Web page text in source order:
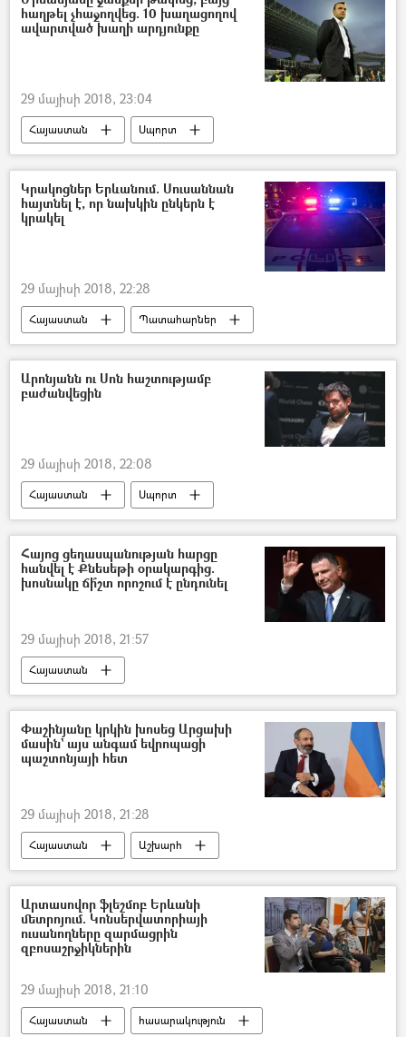
հաղթել չհաջողվեց. 10 խաղացողով
ավարտված խաղի արդյունքը
29 մայիսի 2018, 23:04
Հայաստան Սպորտ
Կրակոցներ Երևանում. Սուսաննան
հայտնել է, որ նախկին ընկերն է
կրակել
29 մայիսի 2018, 22:28
Հայաստան
Պատահարներ
Վթար, պատահար, սպանություն, գողություն
Արոնյանն ու Սոն հաշտությամբ
բաժանվեցին
29 մայիսի 2018, 22:08
Հայաստան
Սպորտ
Լևոն Արոնյանի վերելքներն ու վայրէջքները
Հայոց ցեղասպանության հարցը
հանվել է Քնեսեթի օրակարգից.
խոսնակը ճի՞շտ որոշում է ընդունել
29 մայիսի 2018, 21:57
Հայաստան
Փաշինյանը կրկին խոսեց Արցախի
մասին` այս անգամ եվրոպացի
պաշտոնյայի հետ
29 մայիսի 2018, 21:28
Հայաստան
Աշխարհ
Քաղաքականություն
Արցախ
Կովկաս
Տարածաշրջան
Նիկոլ Փաշինյան
Տոյվո Կլաար
Արտասովոր ֆլեշմոբ Երևանի
մետրոյում. Կոնսերվատորիայի
ուսանողները զարմացրին
զբոսաշրջիկներին
29 մայիսի 2018, 21:10
Հայաստան հասարակություն